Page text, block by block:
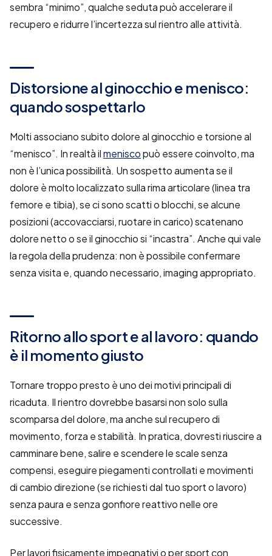
sembra “minimo”, qualche seduta può accelerare il
recupero e ridurre l’incertezza sul rientro alle attività.
Distorsione al ginocchio e menisco:
quando sospettarlo
Molti associano subito dolore al ginocchio e torsione al
“menisco”. In realtà ilmeniscopuò essere coinvolto, ma
non è l’unica possibilità. Un sospetto aumenta se il
dolore è molto localizzato sulla rima articolare (linea tra
femore e tibia), se ci sono scatti o blocchi, se alcune
posizioni (accovacciarsi, ruotare in carico) scatenano
dolore netto o se il ginocchio si “incastra”. Anche qui vale
la regola della prudenza: non è possibile confermare
senza visita e, quando necessario, imaging appropriato.
Ritorno allo sport e al lavoro: quando
è il momento giusto
Tornare troppo presto è uno dei motivi principali di
ricaduta. Il rientro dovrebbe basarsi non solo sulla
scomparsa del dolore, ma anche sul recupero di
movimento, forza e stabilità. In pratica, dovresti riuscire a
camminare bene, salire e scendere le scale senza
compensi, eseguire piegamenti controllati e movimenti
di cambio direzione (se richiesti dal tuo sport o lavoro)
senza paura e senza gonfiore reattivo nelle ore
successive.
Per lavori fisicamente impegnativi o per sport con